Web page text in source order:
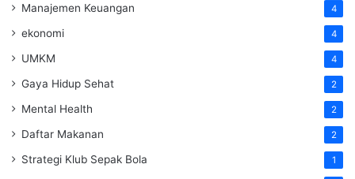
Manajemen Keuangan 4
ekonomi 4
UMKM 4
Gaya Hidup Sehat 2
Mental Health 2
Daftar Makanan 2
Strategi Klub Sepak Bola 1